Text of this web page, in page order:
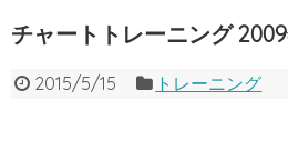
チャートトレーニング 2009
2015/5/15 トレーニング